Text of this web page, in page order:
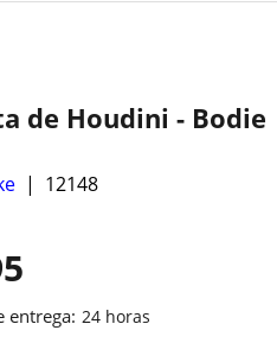
de Houdini - Bodie
12148
entrega: 24 horas